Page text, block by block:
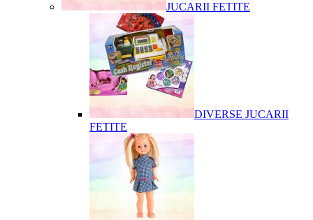
JUCARII FETITE
DIVERSE JUCARII
FETITE